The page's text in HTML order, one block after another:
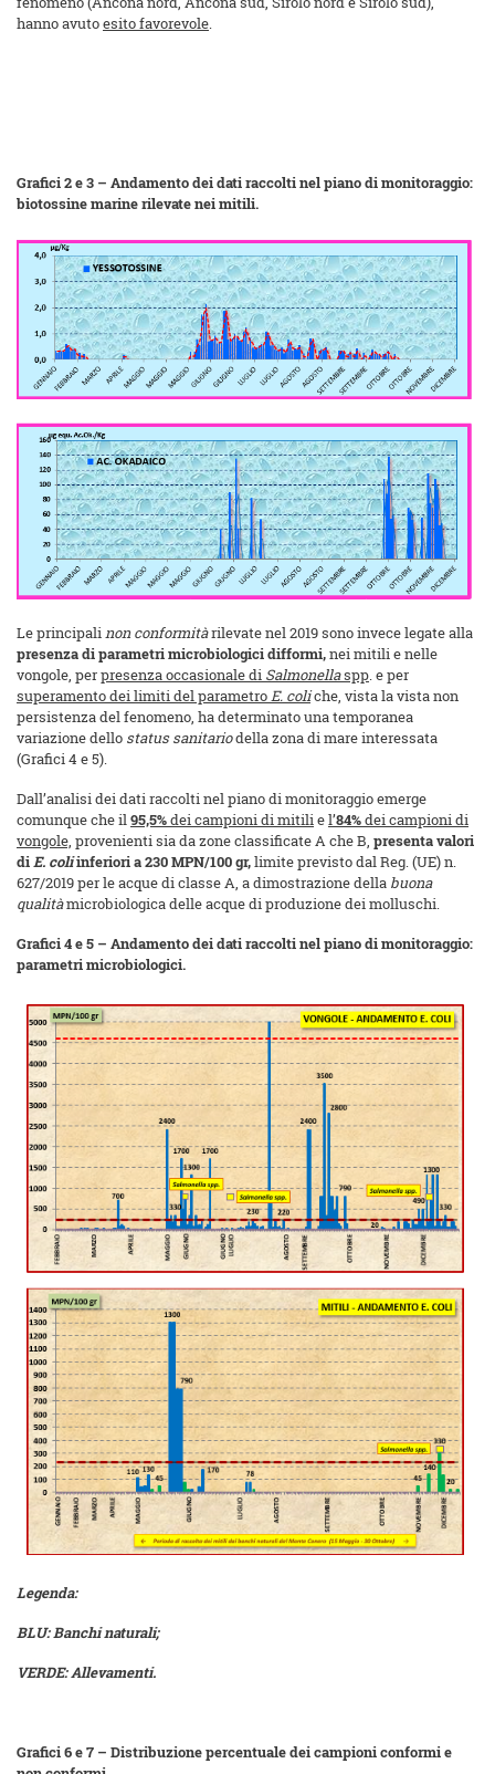
hanno avutoesito favorevole.
Grafici 2 e 3 – Andamento dei dati raccolti nel piano di monitoraggio:
biotossine marine rilevate nei mitili.
Le principalinon conformitàrilevate nel 2019 sono invece legate alla
presenza diparametri microbiologici difformi,nei mitili e nelle
vongole, perpresenza occasionale di Salmonellaspp. e per
superamento dei limiti del parametroE. coliche, vista la vista non
persistenza del fenomeno, ha determinato una temporanea
variazione dello status sanitariodella zona di mare interessata
(Grafici 4 e 5).
Dall’analisi dei dati raccolti nel piano di monitoraggio emerge
comunque che il95,5%dei campioni di mitiliel’84%dei campioni di
vongole, provenienti sia da zone classificate A che B, presenta valori
diE. coliinferiori a 230 MPN/100 gr,limite previsto dal Reg. (UE) n.
627/2019 per le acque di classe A, a dimostrazione della buona
qualitàmicrobiologica delle acque di produzione dei molluschi.
Grafici 4 e 5 – Andamento dei dati raccolti nel piano di monitoraggio:
parametri microbiologici.
Legenda:
BLU: Banchi naturali;
VERDE: Allevamenti.
Grafici 6 e 7 – Distribuzione percentuale dei campioni conformi e